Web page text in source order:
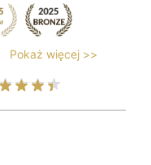
Pokaż więcej >>